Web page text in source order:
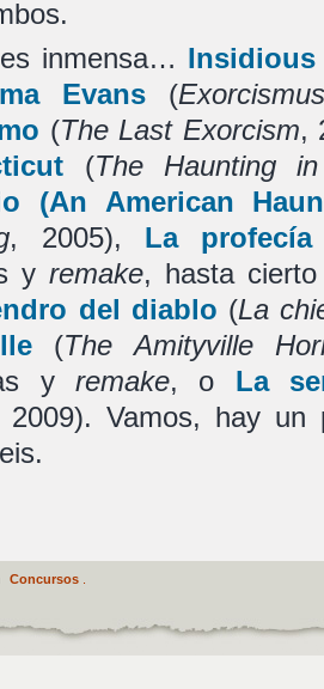
inmensa… Insidious
Evans(
(The Last Exorcism,
(The Haunting
(An American
, 2005), La profecía
yremake, hasta
del diablo (La
(The Amityville
y remake, o La
2009). Vamos, hay un
Concursos.